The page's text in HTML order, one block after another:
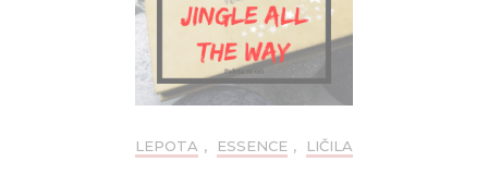
LEPOTA , ESSENCE , LIČILA